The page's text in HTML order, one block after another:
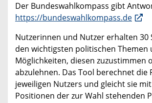
Der Bundeswahlkompass gibt
https://bundeswahlkompass.de
Nutzerinnen und Nutzer erhalten 30
den wichtigsten politischen Themen
Möglichkeiten, diesen zuzustimmen
abzulehnen. Das Tool berechnet die
jeweiligen Nutzers und gleicht sie
Positionen der zur Wahl stehenden